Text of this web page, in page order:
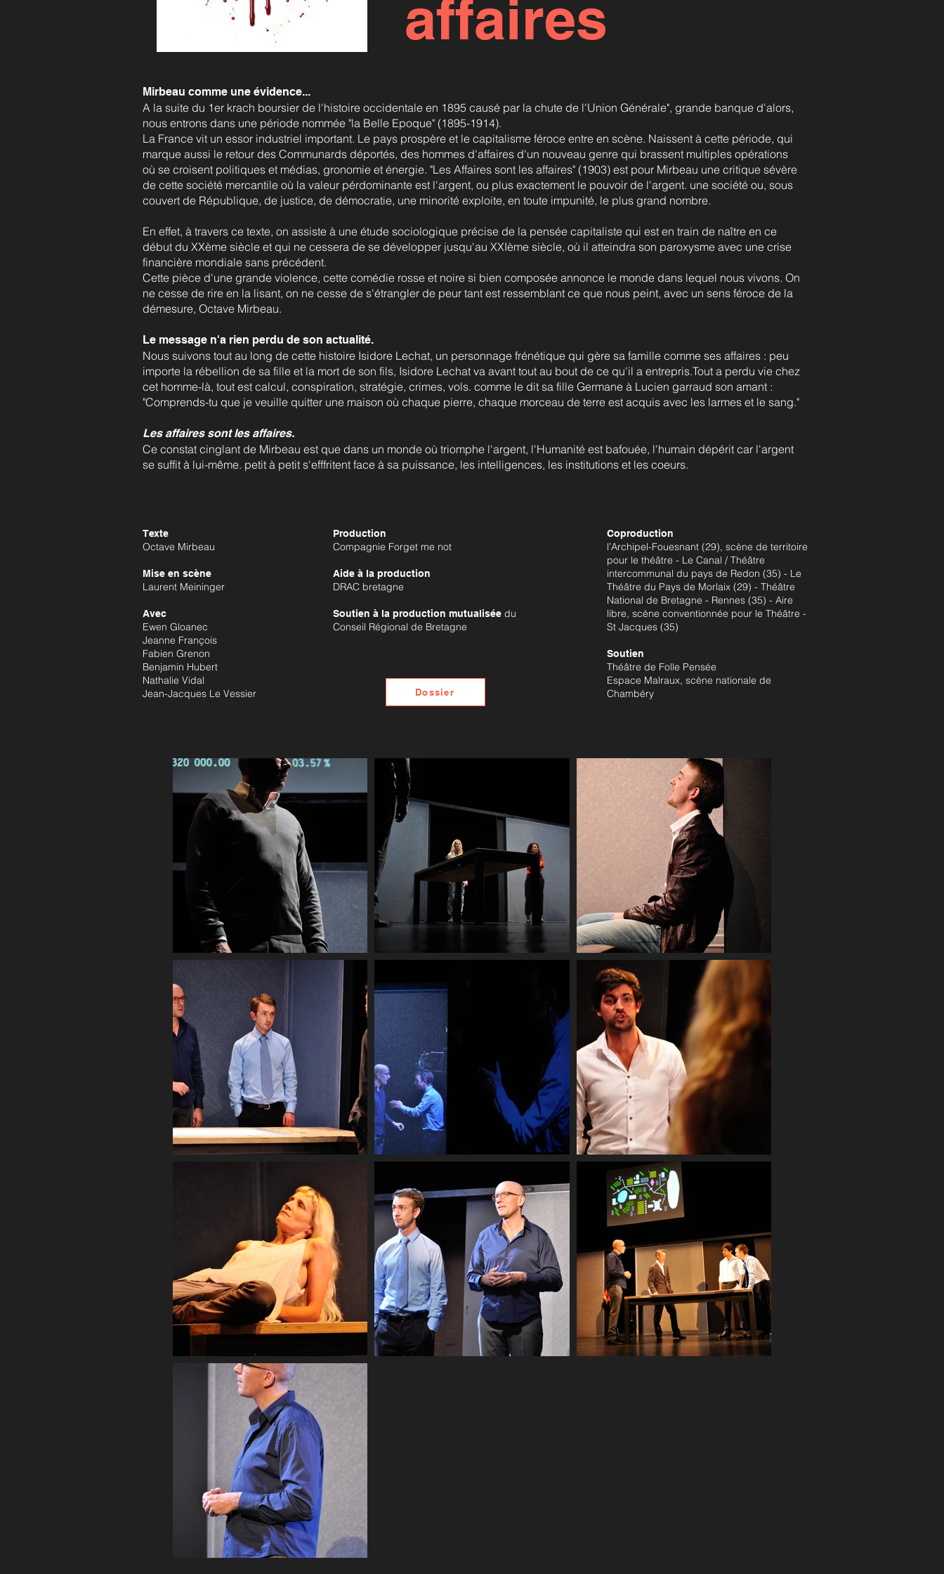
affaires
Mirbeau comme une évidence...
A la suite du 1er krach boursier de l'histoire occidentale en 1895 causé par la chute de l'Union Générale", grande banque d'alors,
nous entrons dans une période nommée "la Belle Epoque" (1895-1914).
La France vit un essor industriel important. Le pays prospère et le capitalisme féroce entre en scène. Naissent à cette période, qui
marque aussi le retour des Communards déportés, des hommes d'affaires d'un nouveau genre qui brassent multiples opérations
où se croisent politiques et médias, gronomie et énergie. "Les Affaires sont les affaires" (1903) est pour Mirbeau une critique sévère
de cette société mercantile où la valeur pérdominante est l'argent, ou plus exactement le pouvoir de l'argent. une société ou, sous
couvert de République, de justice, de démocratie, une minorité exploite, en toute impunité, le plus grand nombre.
En effet, à travers ce texte, on assiste à une étude sociologique précise de la pensée capitaliste qui est en train de naître en ce
début du XXème siècle et qui ne cessera de se développer jusqu'au XXIème siècle, où il atteindra son paroxysme avec une crise
financière mondiale sans précédent.
Cette pièce d'une grande violence, cette comédie rosse et noire si bien composée annonce le monde dans lequel nous vivons. On
ne cesse de rire en la lisant, on ne cesse de s'étrangler de peur tant est ressemblant ce que nous peint, avec un sens féroce de la
démesure, Octave Mirbeau.
Le message n'a rien perdu de son actualité.
Nous suivons tout au long de cette histoire Isidore Lechat, un personnage frénétique qui gère sa famille comme ses affaires : peu
importe la rébellion de sa fille et la mort de son fils, Isidore Lechat va avant tout au bout de ce qu'il a entrepris.Tout a perdu vie chez
cet homme-là, tout est calcul, conspiration, stratégie, crimes, vols. comme le dit sa fille Germane à Lucien garraud son amant :
"Comprends-tu que je veuille quitter une maison où chaque pierre, chaque morceau de terre est acquis avec les larmes et le sang."
Les affaires sont les affaires.
Ce constat cinglant de Mirbeau est que dans un monde où triomphe l'argent, l'Humanité est bafouée, l'humain dépérit car l'argent
se suffit à lui-même. petit à petit s'efffritent face à sa puissance, les intelligences, les institutions et les coeurs.
Texte
Octave Mirbeau
Mise en scène
Laurent Meininger
Avec
Ewen Gloanec
Jeanne François
Fabien Grenon
Benjamin Hubert
Nathalie Vidal
Jean-Jacques Le Vessier
Production
Compagnie Forget me not
Aide à la production
DRAC bretagne
Soutien à la production mutualisée du
Conseil Régional de Bretagne
Dossier
Coproduction
l’Archipel-Fouesnant (29), scène de territoire
pour le théâtre - Le Canal / Théâtre
intercommunal du pays de Redon (35) - Le
Théâtre du Pays de Morlaix (29) - Théâtre
National de Bretagne - Rennes (35) - Aire
libre, scène conventionnée pour le Théâtre -
St Jacques (35)
Soutien
Théâtre de Folle Pensée
Espace Malraux, scène nationale de
Chambéry